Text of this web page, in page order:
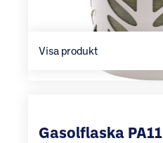
Visa produkt
Gasolflaska PA11